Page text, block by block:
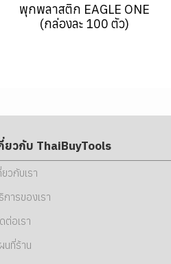
พุกพลาสติก EAGLE ONE
(กล่องละ 100 ตัว)
ยวกับ ThaiBuyTools
ยวกับเรา
การของเรา
ต่อเรา
นที่ร้าน